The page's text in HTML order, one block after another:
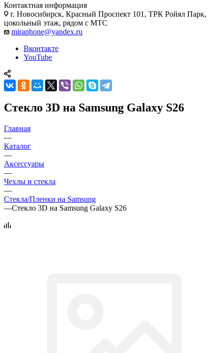
Контактная информация
г. Новосибирск, Красный Проспект 101, ТРК Ройял Парк,
цокольный этаж, рядом с МТС
miraphone@yandex.ru
Вконтакте
YouTube
Стекло 3D на Samsung Galaxy S26
Главная
—
Каталог
—
Аксессуары
—
Чехлы и стекла
—
Стекла/Пленки на Samsung
—Стекло 3D на Samsung Galaxy S26